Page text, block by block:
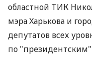
областной ТИК
мэра Харькова и
депутатов всех
по